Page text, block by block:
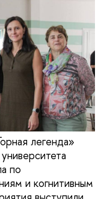
легенда»
по
и когнитивным